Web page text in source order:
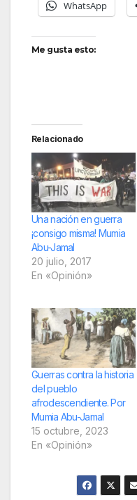
WhatsApp
Me gusta esto:
Relacionado
Una nación en guerra
¡consigo misma! Mumia
Abu-Jamal
20 julio, 2017
En «Opinión»
Guerras contra la historia
del pueblo
afrodescendiente. Por
Mumia Abu-Jamal
15 octubre, 2023
En «Opinión»